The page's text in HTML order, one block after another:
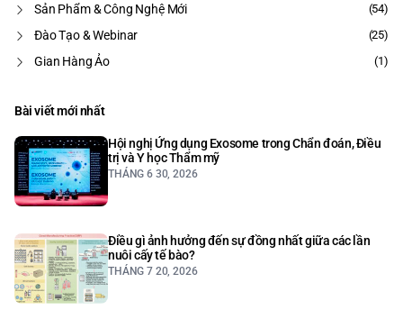
Sản Phẩm & Công Nghệ Mới (54)
Đào Tạo & Webinar (25)
Gian Hàng Ảo (1)
Bài viết mới nhất
Hội nghị Ứng dụng Exosome trong Chẩn đoán, Điều
trị và Y học Thẩm mỹ
THÁNG 6 30, 2026
Điều gì ảnh hưởng đến sự đồng nhất giữa các lần
nuôi cấy tế bào?
THÁNG 7 20, 2026